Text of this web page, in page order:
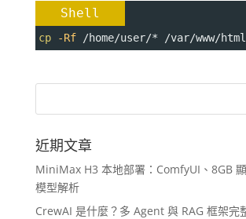
Shell
cp -Rf /home/user/* /var/www/
近期文章
MiniMax H3 本地部署：ComfyUI、8GB
模型解析
CrewAI 是什麼？多 Agent 與 RAG 框架完